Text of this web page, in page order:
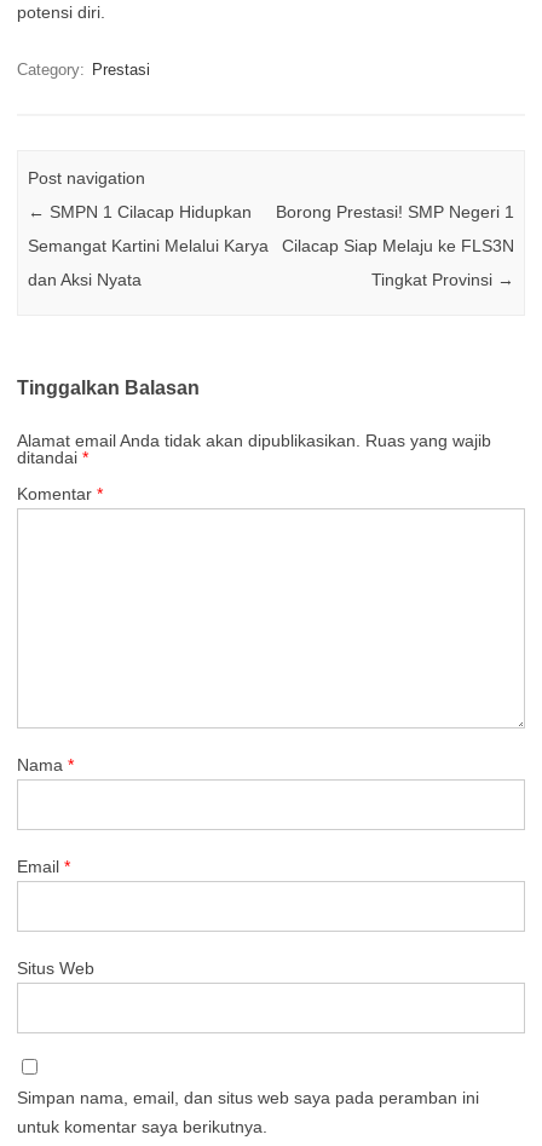
potensi diri.
Category: Prestasi
Post navigation
← SMPN 1 Cilacap Hidupkan
Semangat Kartini Melalui Karya
dan Aksi Nyata
Borong Prestasi! SMP Negeri 1
Cilacap Siap Melaju ke FLS3N
Tingkat Provinsi →
Tinggalkan Balasan
Alamat email Anda tidak akan dipublikasikan. Ruas yang wajib
ditandai *
Komentar *
Nama *
Email *
Situs Web
Simpan nama, email, dan situs web saya pada peramban ini
untuk komentar saya berikutnya.